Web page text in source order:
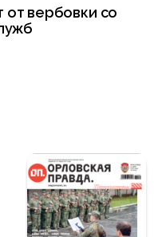
вербовки со